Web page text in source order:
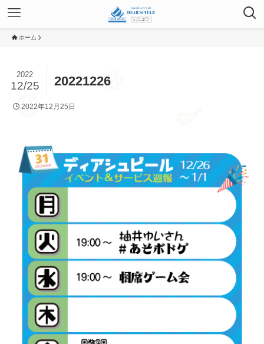
ホーム
20221226
2022
12/25
2022年12月25日